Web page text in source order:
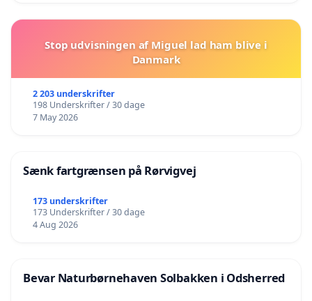
Stop udvisningen af Miguel lad ham blive i
Danmark
2 203 underskrifter
198 Underskrifter / 30 dage
7 May 2026
Sænk fartgrænsen på Rørvigvej
173 underskrifter
173 Underskrifter / 30 dage
4 Aug 2026
Bevar Naturbørnehaven Solbakken i Odsherred